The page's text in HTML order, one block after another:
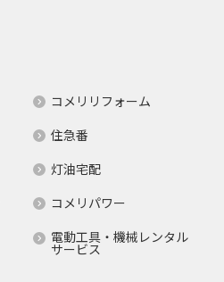
コメリリフォーム
住急番
灯油宅配
コメリパワー
電動工具・機械レンタル
サービス